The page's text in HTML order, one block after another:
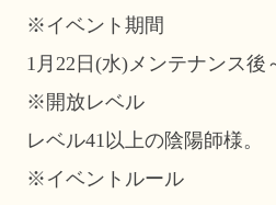
※イベント期間
1月22日(水)メンテナンス後
※開放レベル
レベル41以上の陰陽師様。
※イベントルール